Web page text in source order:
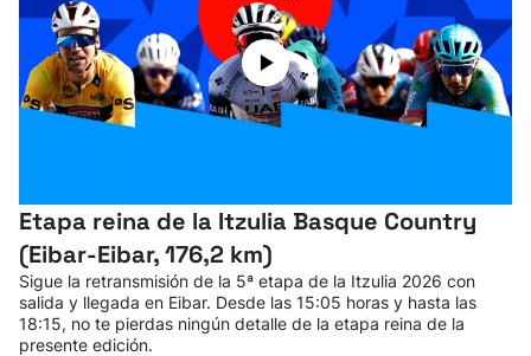
Etapa reina de la Itzulia Basque Country
(Eibar-Eibar, 176,2 km)
Sigue la retransmisión de la 5ª etapa de la Itzulia 2026 con
salida y llegada en Eibar. Desde las 15:05 horas y hasta las
18:15, no te pierdas ningún detalle de la etapa reina de la
presente edición.